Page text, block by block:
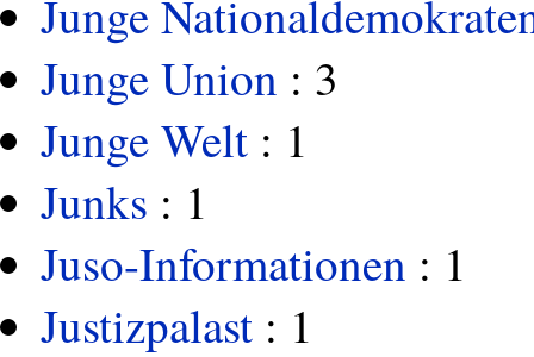
Junge
Junge Union : 3
Junge Welt : 1
Junks : 1
Juso-Informationen : 1
Justizpalast : 1